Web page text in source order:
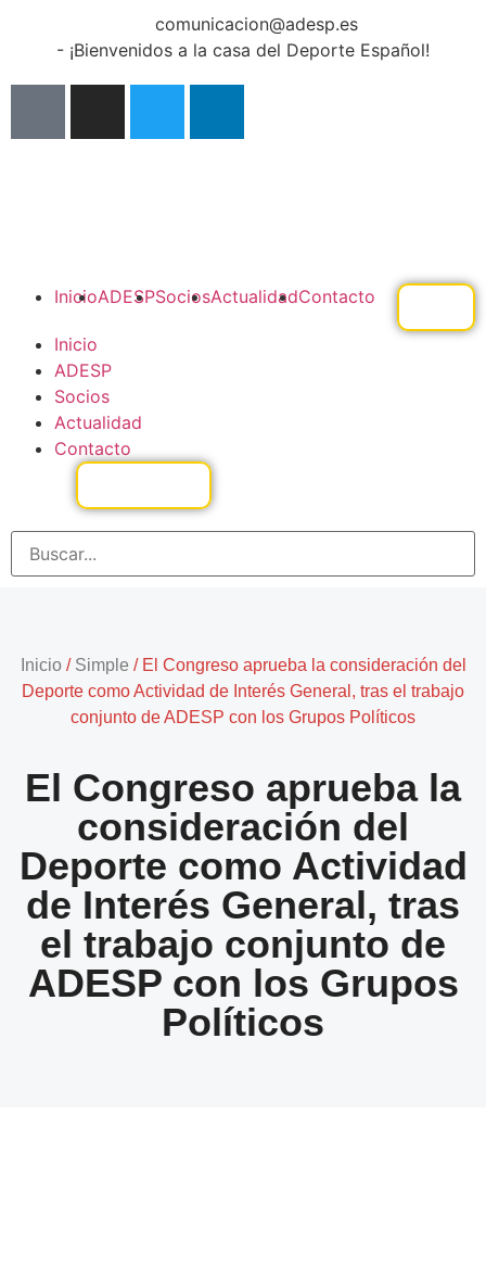
comunicacion@adesp.es
- ¡Bienvenidos a la casa del Deporte Español!
InicioADESPSociosActualidadContacto
Inicio
ADESP
Socios
Actualidad
Contacto
Inicio/ Simple / El Congreso aprueba la consideración del
Deporte como Actividad de Interés General, tras el trabajo
conjunto de ADESP con los Grupos Políticos
El Congreso aprueba la
consideración del
Deporte como Actividad
de Interés General, tras
el trabajo conjunto de
ADESP con los Grupos
Políticos